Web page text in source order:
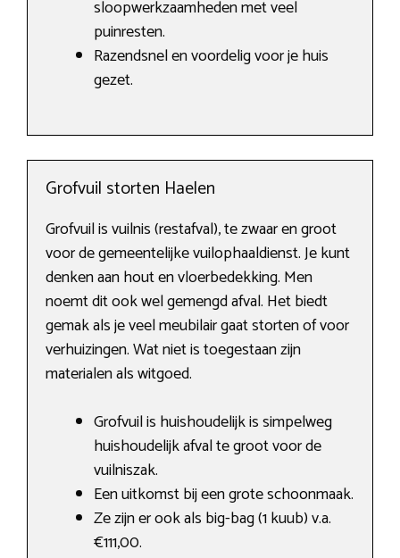
sloopwerkzaamheden met veel
puinresten.
Razendsnel en voordelig voor je huis
gezet.
Grofvuil storten Haelen
Grofvuil is vuilnis (restafval), te zwaar en groot
voor de gemeentelijke vuilophaaldienst. Je kunt
denken aan hout en vloerbedekking. Men
noemt dit ook wel gemengd afval. Het biedt
gemak als je veel meubilair gaat storten of voor
verhuizingen. Wat niet is toegestaan zijn
materialen als witgoed.
Grofvuil is huishoudelijk is simpelweg
huishoudelijk afval te groot voor de
vuilniszak.
Een uitkomst bij een grote schoonmaak.
Ze zijn er ook als big-bag (1 kuub) v.a.
€111,00.